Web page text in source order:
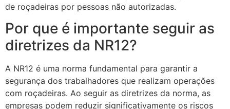
de roçadeiras por pessoas não autorizadas.
Por que é importante seguir as
diretrizes da NR12?
A NR12 é uma norma fundamental para garantir a
segurança dos trabalhadores que realizam operações
com roçadeiras. Ao seguir as diretrizes da norma, as
empresas podem reduzir significativamente os riscos